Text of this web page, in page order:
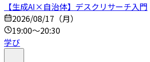
【生成AI×自治体】デスクリサーチ入門
2026/08/17（月）
19:00～20:30
学び